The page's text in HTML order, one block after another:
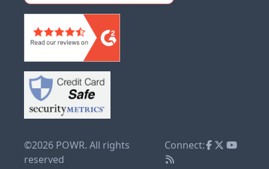
©2026 POWR. All rights
reserved
Connect: